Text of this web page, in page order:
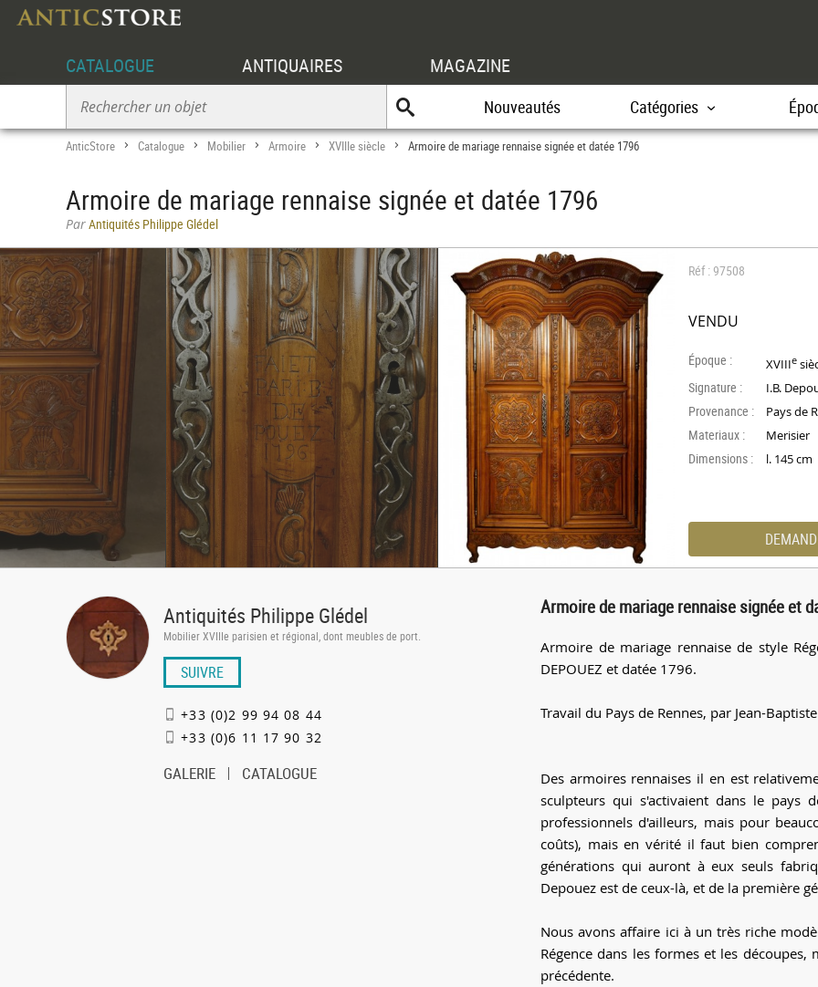
CATALOGUE ANTIQUAIRES MAGAZINE
Nouveautés Catégories
AnticStore > Catalogue > Mobilier > Armoire > XVIIIe siècle > Armoire de mariage rennaise signée et datée 1796
Armoire de mariage rennaise signée et datée 1796
ParAntiquités Philippe Glédel
Réf : 97508
VENDU
Époque : XVIIIe
Signature : I.B.
Provenance : Pays de
Materiaux : Merisier
Dimensions : l. 145 cm
Antiquités Philippe Glédel
Mobilier XVIIIe parisien et régional, dont meubles de port.
SUIVRE
+33 (0)2 99 94 08 44
+33 (0)6 11 17 90 32
GALERIE CATALOGUE
Armoire de mariage rennaise signée et
Armoire de mariage rennaise de style
DEPOUEZ et datée 1796.
Travail du Pays de Rennes, par Jean-
Des armoires rennaises il en est
sculpteurs qui s'activaient dans le pays
professionnels d'ailleurs, mais pour
coûts), mais en vérité il faut bien
générations qui auront à eux seuls
Depouez est de ceux-là, et de la première
Nous avons affaire ici à un très riche
Régence dans les formes et les
précédente.